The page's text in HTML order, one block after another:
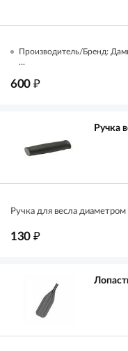
Производитель/Бренд:
...
600 ₽
Ручка
Ручка для весла
130 ₽